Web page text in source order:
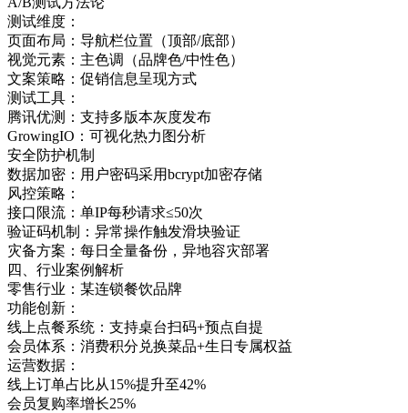
测试维度：
页面布局：导航栏位置（顶部/底部）
视觉元素：主色调（品牌色/中性色）
文案策略：促销信息呈现方式
测试工具：
腾讯优测：支持多版本灰度发布
GrowingIO：可视化热力图分析
安全防护机制
数据加密：用户密码采用bcrypt加密存储
风控策略：
接口限流：单IP每秒请求≤50次
验证码机制：异常操作触发滑块验证
灾备方案：每日全量备份，异地容灾部署
四、行业案例解析
零售行业：某连锁餐饮品牌
功能创新：
线上点餐系统：支持桌台扫码+预点自提
会员体系：消费积分兑换菜品+生日专属权益
运营数据：
线上订单占比从15%提升至42%
会员复购率增长25%